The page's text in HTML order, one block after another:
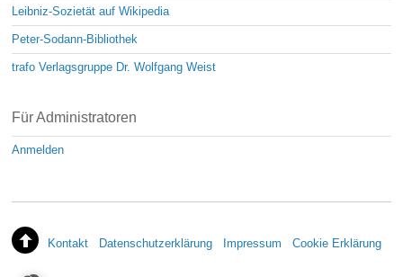
Leibniz-Sozietät auf Wikipedia
Peter-Sodann-Bibliothek
trafo Verlagsgruppe Dr. Wolfgang Weist
Für Administratoren
Anmelden
Kontakt Datenschutzerklärung Impressum Cookie Erklärung